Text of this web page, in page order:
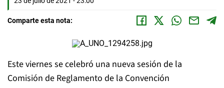
Comparte esta nota:
Este viernes se celebró una nueva sesión de la
Comisión de Reglamento de la Convención